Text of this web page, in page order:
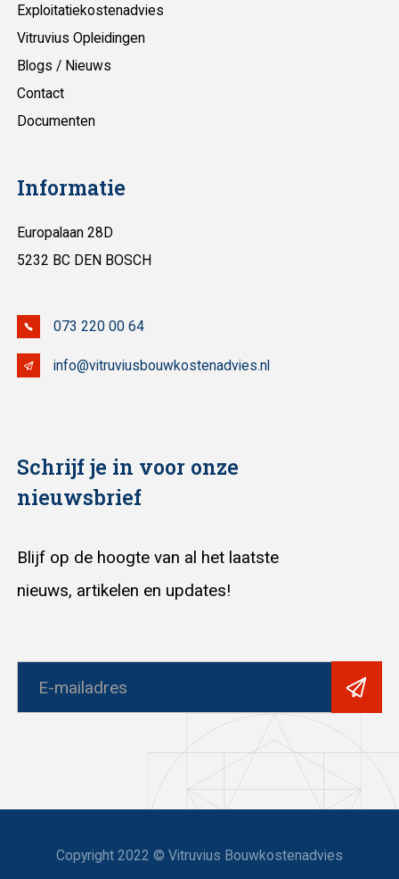
Exploitatiekostenadvies
Vitruvius Opleidingen
Blogs / Nieuws
Contact
Documenten
Informatie
Europalaan 28D
5232 BC DEN BOSCH
073 220 00 64
info@vitruviusbouwkostenadvies.nl
Schrijf je in voor onze
nieuwsbrief
Blijf op de hoogte van al het laatste
nieuws, artikelen en updates!
Copyright 2022 © Vitruvius Bouwkostenadvies